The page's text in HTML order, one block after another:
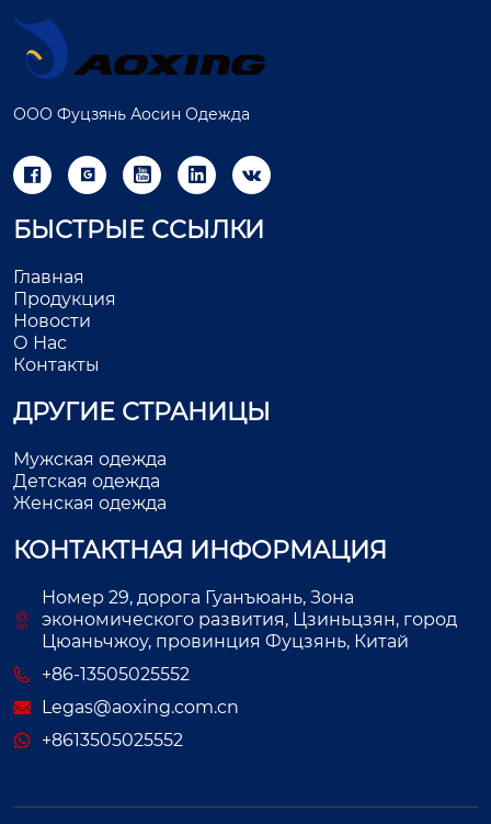
ООО Фуцзянь Аосин Одежда
    
БЫСТРЫЕ ССЫЛКИ
Главная
Продукция
Новости
О Нас
Контакты
ДРУГИЕ СТРАНИЦЫ
Мужская одежда
Детская одежда
Женская одежда
КОНТАКТНАЯ ИНФОРМАЦИЯ
Номер 29, дорога Гуанъюань, Зона
экономического развития, Цзиньцзян, город
Цюаньчжоу, провинция Фуцзянь, Китай
+86-13505025552
Legas@aoxing.com.cn
+8613505025552